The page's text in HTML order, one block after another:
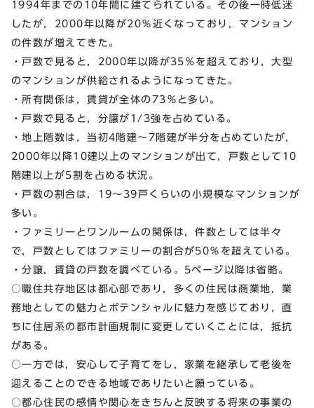
1994年までの10年間に建てられている。その後一時低迷
したが，2000年以降が20％近くなっており，マンション
の件数が増えてきた。
・戸数で見ると，2000年以降が35％を超えており，大型
のマンションが供給されるようになってきた。
・所有関係は，賃貸が全体の73％と多い。
・戸数で見ると，分譲が1/3強を占めている。
・地上階数は，当初4階建～7階建が半分を占めていたが，
2000年以降10建以上のマンションが出て，戸数として10
階建以上が5割を占める状況。
・戸数の割合は，19～39戸くらいの小規模なマンションが
多い。
・ファミリーとワンルームの関係は，件数としては半々
で，戸数としてはファミリーの割合が50％を超えている。
・分譲，賃貸の戸数を調べている。5ページ以降は省略。
○職住共存地区は都心部であり，多くの住民は商業地，業
務地としての魅力とポテンシャルに魅力を感じており，直
ちに住居系の都市計画規制に変更していくことには，抵抗
がある。
○一方では，安心して子育てをし，家業を継承して老後を
迎えることのできる地域でありたいと願っている。
○都心住民の感情や関心をきちんと反映する将来の事業の